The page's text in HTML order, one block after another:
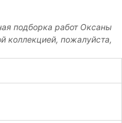
подборка работ Оксаны
коллекцией, пожалуйста,